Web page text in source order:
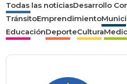
Todas las noticiasDesarrollo
TránsitoEmprendimiento
EducaciónDeporteCultura